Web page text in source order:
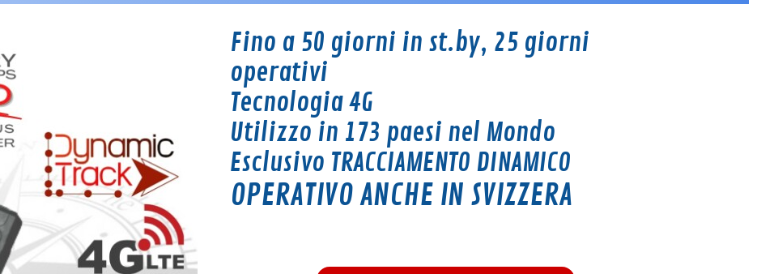
Fino a 50 giorni in st.by, 25 giorni
operativi
Tecnologia 4G
Utilizzo in 173 paesi nel Mondo
Esclusivo TRACCIAMENTO DINAMICO
OPERATIVO ANCHE IN SVIZZERA